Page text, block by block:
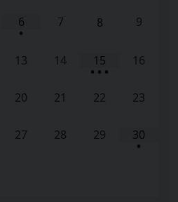
6
•
7 8 9
13 14 15
• • •
16
20 21 22 23
27 28 29 30
•